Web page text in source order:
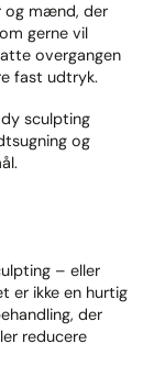
og mænd, der
gerne vil
overgangen
fast udtryk.
sculpting
og
– eller
er ikke en hurtig
der
reducere